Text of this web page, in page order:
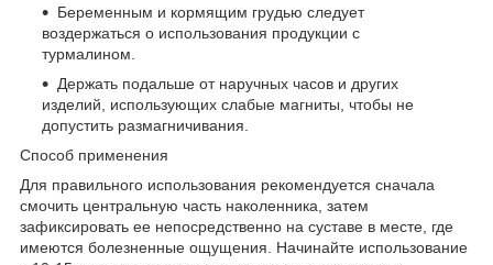
Беременным и кормящим грудью следует
воздержаться о использования продукции с
турмалином.
Держать подальше от наручных часов и других
изделий, использующих слабые магниты, чтобы не
допустить размагничивания.
Способ применения
Для правильного использования рекомендуется сначала
смочить центральную часть наколенника, затем
зафиксировать ее непосредственно на суставе в месте, где
имеются болезненные ощущения. Начинайте использование